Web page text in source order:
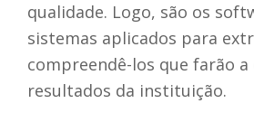
qualidade. Logo, são os
sistemas aplicados para
compreendê-los que farão
resultados da instituição.